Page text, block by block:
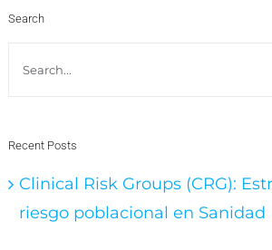
Search
Recent Posts
Clinical Risk Groups (CRG):
riesgo poblacional en Sanidad